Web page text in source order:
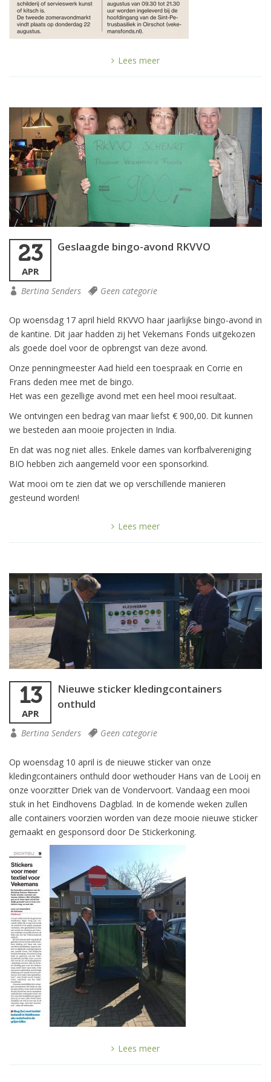
Lees meer
23
APR
Geslaagde bingo-avond RKVVO
Bertina Senders Geen categorie
Op woensdag 17 april hield RKVVO haar jaarlijkse bingo-avond in
de kantine. Dit jaar hadden zij het Vekemans Fonds uitgekozen
als goede doel voor de opbrengst van deze avond.
Onze penningmeester Aad hield een toespraak en Corrie en
Frans deden mee met de bingo.
Het was een gezellige avond met een heel mooi resultaat.
We ontvingen een bedrag van maar liefst € 900,00. Dit kunnen
we besteden aan mooie projecten in India.
En dat was nog niet alles. Enkele dames van korfbalvereniging
BIO hebben zich aangemeld voor een sponsorkind.
Wat mooi om te zien dat we op verschillende manieren
gesteund worden!
Lees meer
13
APR
Nieuwe sticker kledingcontainers
onthuld
Bertina Senders Geen categorie
Op woensdag 10 april is de nieuwe sticker van onze
kledingcontainers onthuld door wethouder Hans van de Looij en
onze voorzitter Driek van de Vondervoort. Vandaag een mooi
stuk in het Eindhovens Dagblad. In de komende weken zullen
alle containers voorzien worden van deze mooie nieuwe sticker
gemaakt en gesponsord door De Stickerkoning.
Lees meer